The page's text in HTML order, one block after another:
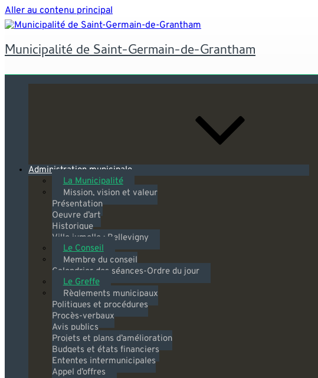
Aller au contenu principal
Municipalité de Saint-Germain-de-Grantham
Administration municipale
La Municipalité
Mission, vision et valeur
Présentation
Oeuvre d’art
Historique
Ville jumelle : Bellevigny
Le Conseil
Membre du conseil
Calendrier des séances-Ordre du jour
Le Greffe
Règlements municipaux
Politiques et procédures
Procès-verbaux
Avis publics
Projets et plans d’amélioration
Budgets et états financiers
Ententes intermunicipales
Appel d’offres